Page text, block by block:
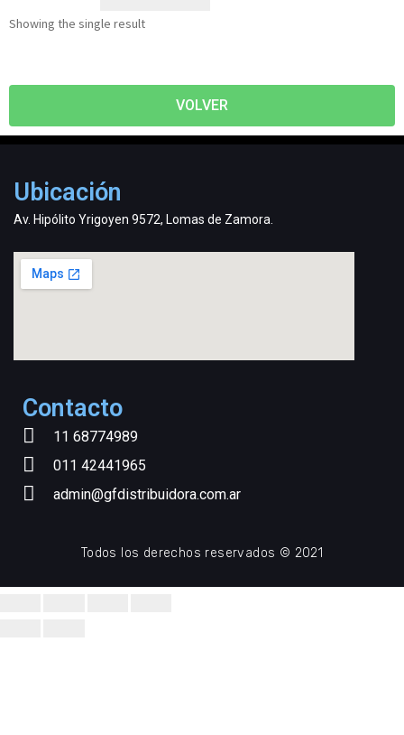
Showing the single result
VOLVER
Ubicación
Av. Hipólito Yrigoyen 9572, Lomas de Zamora.
Contacto
11 68774989
011 42441965
admin@gfdistribuidora.com.ar
Todos los derechos reservados © 2021